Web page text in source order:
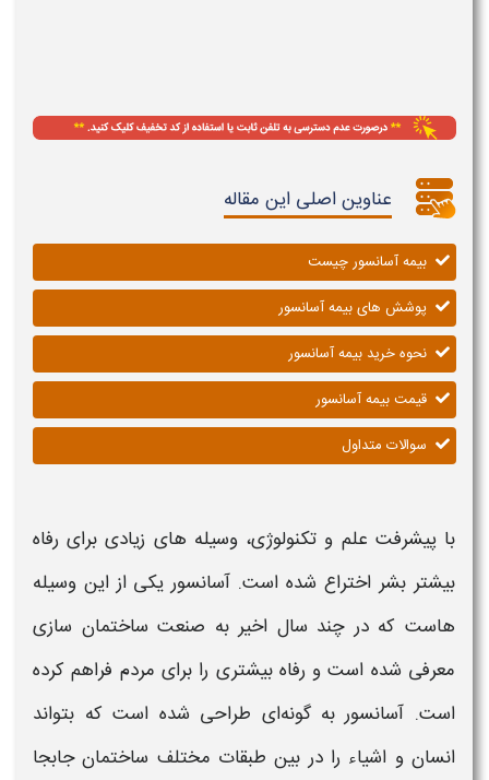
عناوین اصلی این مقاله
بیمه آسانسور چیست
پوشش های بیمه آسانسور
نحوه خرید بیمه آسانسور
قیمت بیمه آسانسور
سوالات متداول
با پیشرفت علم و تکنولوژی، وسیله‌ های زیادی برای رفاه
بیشتر بشر اختراع شده است. آسانسوریکی از این وسیله
هاست که در چند سال اخیر به صنعت ساختمان‌ سازی
معرفی ‌شده است و رفاه بیشتری را برای مردم فراهم کرده
است. آسانسور به‌ گونه‌ای طراحی‌ شده است که بتواند
انسان و اشیاء را در بین طبقات مختلف ساختمان جابجا